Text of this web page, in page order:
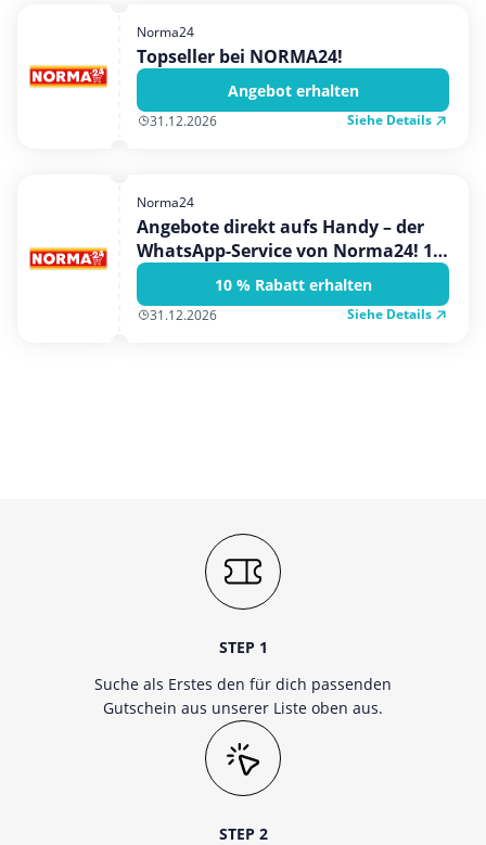
Mobilfunk & Internet
Mode & Accessoires
Urlaub & Reise
Norma24
Topseller bei NORMA24!
Angebot erhalten
31.12.2026 Siehe Details
Norma24
Angebote direkt aufs Handy – der
WhatsApp-Service von Norma24! 10
% Gutschein erhalten!
10 % Rabatt erhalten
31.12.2026 Siehe Details
STEP 1
Suche als Erstes den für dich passenden
Gutschein aus unserer Liste oben aus.
STEP 2